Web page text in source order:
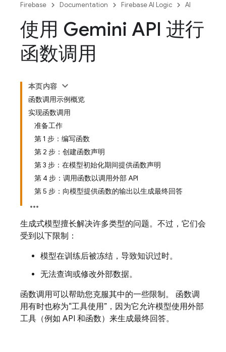
Firebase Documentation Firebase AI Logic AI
使用 Gemini API 进行
函数调用
本页内容
函数调用示例概览
实现函数调用
准备工作
第 1 步：编写函数
第 2 步：创建函数声明
第 3 步：在模型初始化期间提供函数声明
第 4 步：调用函数以调用外部 API
第 5 步：向模型提供函数的输出以生成最终回答
生成式模型擅长解决许多类型的问题。不过，它们会
受到以下限制：
模型在训练后被冻结，导致知识过时。
无法查询或修改外部数据。
函数调用可以帮助您克服其中的一些限制。 函数调
用有时也称为“工具使用”，因为它允许模型使用外部
工具（例如 API 和函数）来生成最终回答。